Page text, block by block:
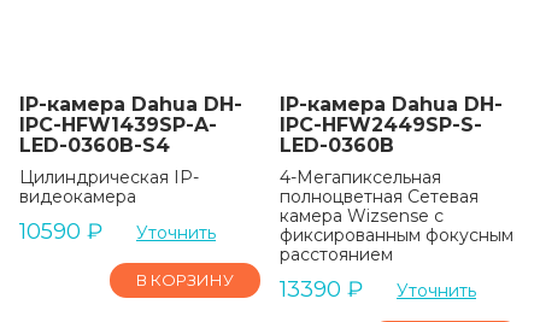
IP-камера Dahua DH-
IPC-HFW1439SP-A-
LED-0360B-S4
Цилиндрическая IP-
видеокамера
10590 ₽ Уточнить
В КОРЗИНУ
IP-камера Dahua DH-
IPC-HFW2449SP-S-
LED-0360B
4-Мегапиксельная
полноцветная Сетевая
камера Wizsense с
фиксированным фокусным
расстоянием
13390 ₽ Уточнить